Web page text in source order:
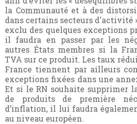
la Communauté et à des
dans certains secteurs d'activité
exclu des quelques exceptions
il faudra en passer par les
autres États membres si la
TVA sur ce produit. Les taux
France tiennent par ailleurs
exceptions fixées dans une
Et si le RN souhaite supprimer
de produits de première
d’inflation, il lui faudra
au niveau européen.